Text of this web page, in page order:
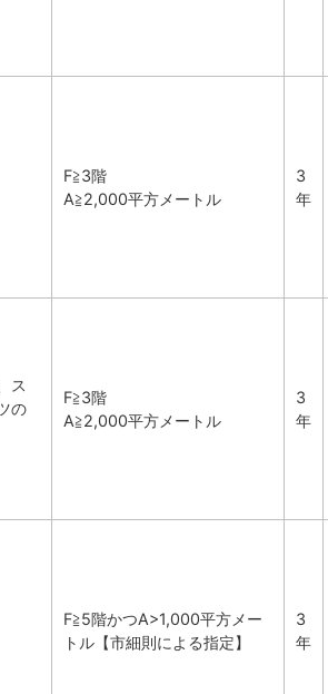
F≧3階
A≧2,000平方メートル
3
年
ス
の
F≧3階
A≧2,000平方メートル
3
年
F≧5階かつA>1,000平方メー
トル【市細則による指定】
3
年